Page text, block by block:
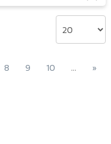
8 9 10 …
»